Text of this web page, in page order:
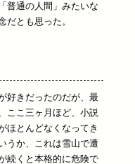
普通の人間」みたいな
だとも思った。
好きだったのだが、最
ここ三ヶ月ほど、小説
ほとんどなくなってき
うか、これは雪山で遭
続くと本格的に危険で